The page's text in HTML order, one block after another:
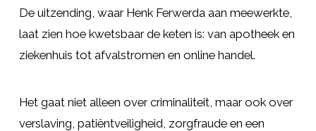
De uitzending, waar Henk Ferwerda aan meewerkte,
laat zien hoe kwetsbaar de keten is: van apotheek en
ziekenhuis tot afvalstromen en online handel.
Het gaat niet alleen over criminaliteit, maar ook over
verslaving, patiëntveiligheid, zorgfraude en een